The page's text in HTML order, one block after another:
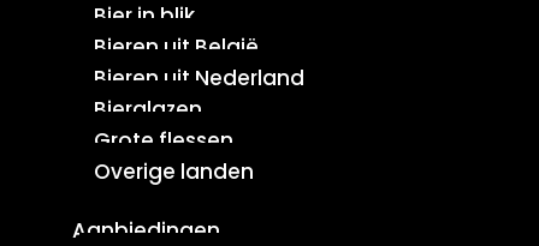
Bier in blik
Bieren uit België
Bieren uit Nederland
Bierglazen
Grote flessen
Overige landen
Aanbiedingen